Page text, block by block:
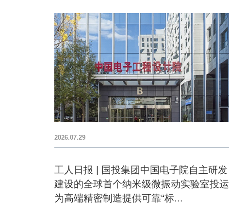
2026.07.29
工人日报 | 国投集团中国电子院自主研发
建设的全球首个纳米级微振动实验室投运
为高端精密制造提供可靠“标...